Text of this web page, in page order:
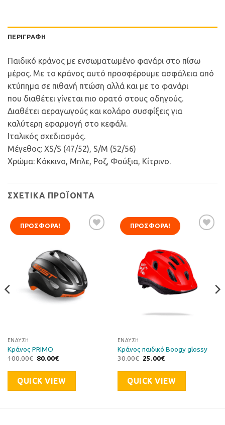
ΠΕΡΙΓΡΑΦΉ
Παιδικό κράνος με ενσωματωμένο φανάρι στο πίσω
μέρος. Με το κράνος αυτό προσφέρουμε ασφάλεια από
κτύπημα σε πιθανή πτώση αλλά και με το φανάρι
που διαθέτει γίνεται πιο ορατό στους οδηγούς.
Διαθέτει αεραγωγούς και κολάρο συσφίξεις για
καλύτερη εφαρμογή στο κεφάλι.
Ιταλικός σχεδιασμός.
Mέγεθος: XS/S (47/52), S/M (52/56)
Xρώμα: Κόκκινο, Μπλε, Ροζ, Φούξια, Κίτρινο.
ΣΧΕΤΙΚΆ ΠΡΟΪΌΝΤΑ
ΠΡΟΣΦΟΡΆ!
ΈΝΔΥΣΗ
Κράνος PRIMO
100.00€ Original
was:
100.00€.
80.00€Η
τιμή
είναι:
80.00€.
QUICK VIEW
ΠΡΟΣΦΟΡΆ!
ΈΝΔΥΣΗ
Κράνος παιδικό Boogy glossy
30.00€ Original
was:
30.00€.
25.00€Η
τιμή
είναι:
25.00€.
QUICK VIEW